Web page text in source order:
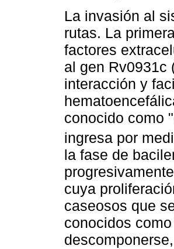
La invasión al
rutas. La
factores
al gen Rv0931c
interacción y
conocido como
ingresa por
la fase de
cuya
caseosos que
conocidos